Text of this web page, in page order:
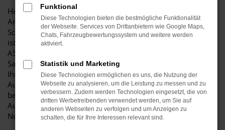
Herzlich willkommen bei Autohaus Stiglmayr – Ihre erste
Anlaufstelle für exzellente Audi A5 Neuwagen Fahrzeuge für
Schwabach und Umgebung! Unser renommiertes Autohaus
ist stolz darauf, Ihnen eine herausragende Auswahl an Audi
A5 Neuwagen zu präsentieren, die höchste Standards in
Sachen Qualität und Leistung erfüllen. Wir sind seit Jahren
Ihr vertrauenswürdiger Partner, wenn es um erstklassige
Automobile geht. Erfahren Sie mehr über unsere
beeindruckende Audi A5 Neuwagen Flotte und warum
Autohaus Stiglmayr die bevorzugte Adresse für Audi A5
Neuwagen Liebhaber ist.
Funktional
Diese Technologien bieten die bestmögliche Funktionalität
der Webseite. Services von Drittanbietern wie Google Maps,
Chats, Fahrzeugbewertungssystem und weitere werden
aktiviert.
Statistik und Marketing
Diese Technologien ermöglichen es uns, die Nutzung der
Webseite zu analysieren, um die Leistung zu messen und zu
verbessern. Zudem werden Technologien eingesetzt, die von
dritten Werbetreibenden verwendet werden, um Sie auf
anderen Webseiten zu verfolgen und um Anzeigen zu
schalten, die für Ihre Interessen relevant sind.